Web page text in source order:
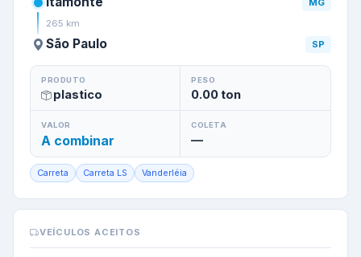
MG
265 km
São Paulo SP
PRODUTO
plastico
PESO
0.00ton
VALOR
A combinar
COLETA
—
Carreta Carreta LS Vanderléia
VEÍCULOS ACEITOS